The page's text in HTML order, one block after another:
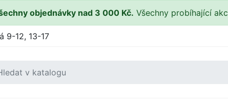
objednávky nad 3 000 Kč. Všechny probíhající
9-12, 13-17